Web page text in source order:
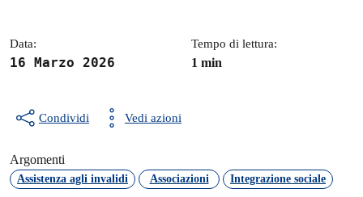
Data:
16 Marzo 2026
Tempo di lettura:
1 min
Condividi Vedi azioni
Argomenti
Assistenza agli invalidi Associazioni Integrazione sociale